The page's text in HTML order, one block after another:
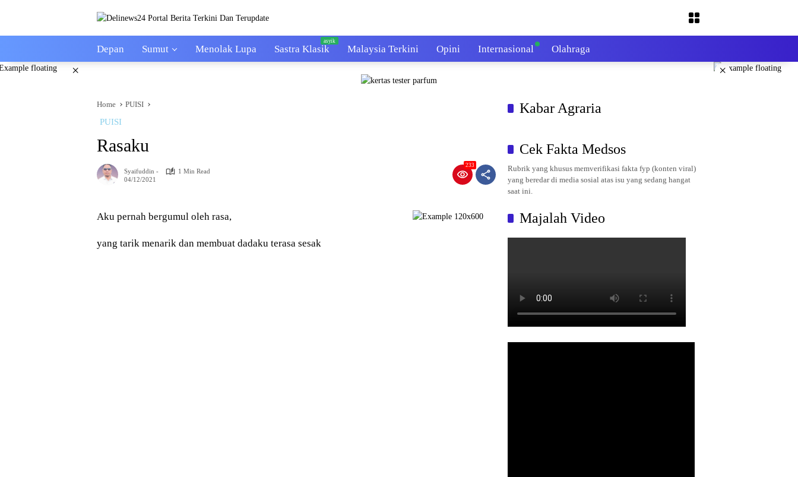
Depan Sumut Menolak Lupa Sastra Klasik Malaysia Terkini Opini Internasional Olahraga
× ×
Home PUISI
PUISI
Rasaku
Syaifuddin -
1 Min Read
04/12/2021
233
Aku pernah bergumul oleh rasa,
yang tarik menarik dan membuat dadaku terasa sesak
Kabar Agraria
Cek Fakta Medsos
Rubrik yang khusus memverifikasi fakta fyp (konten viral)
yang beredar di media sosial atas isu yang sedang hangat
saat ini.
Majalah Video